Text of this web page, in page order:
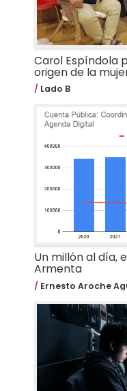
Carol Espíndola
origen de la
Lado B
Un millón al día,
Armenta
Ernesto Aroche